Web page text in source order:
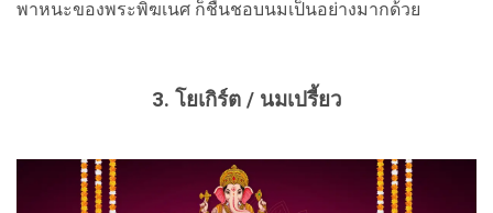
พาหนะของพระพิฆเนศ ก็ชื่นชอบนมเป็นอย่างมากด้วย
3. โยเกิร์ต / นมเปรี้ยว